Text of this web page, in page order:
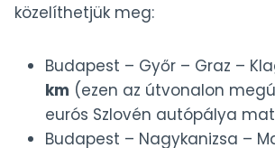
közelíthetjük meg:
Budapest – Győr – Graz –
km (ezen az útvonalon
eurós Szlovén autópálya
Budapest – Nagykanizsa –